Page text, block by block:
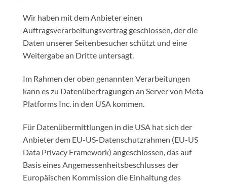
Wir haben mit dem Anbieter einen
Auftragsverarbeitungsvertrag geschlossen, der die
Daten unserer Seitenbesucher schützt und eine
Weitergabe an Dritte untersagt.
Im Rahmen der oben genannten Verarbeitungen
kann es zu Datenübertragungen an Server von Meta
Platforms Inc. in den USA kommen.
Für Datenübermittlungen in die USA hat sich der
Anbieter dem EU-US-Datenschutzrahmen (EU-US
Data Privacy Framework) angeschlossen, das auf
Basis eines Angemessenheitsbeschlusses der
Europäischen Kommission die Einhaltung des